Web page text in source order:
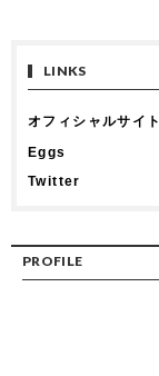
LINKS
オフィシャルサイト
Eggs
Twitter
PROFILE